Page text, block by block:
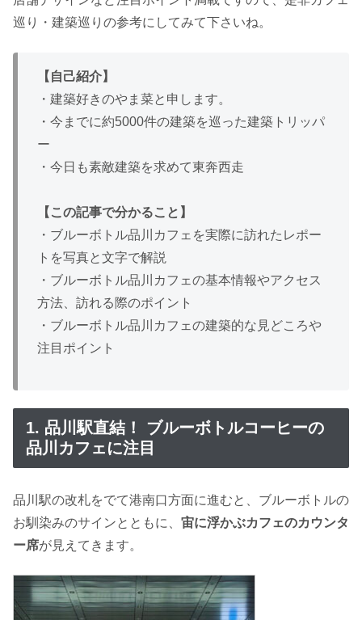
巡り・建築巡りの参考にしてみて下さいね。
【自己紹介】
・建築好きのやま菜と申します。
・今までに約5000件の建築を巡った建築トリッパ
ー
・今日も素敵建築を求めて東奔西走
【この記事で分かること】
・ブルーボトル品川カフェを実際に訪れたレポー
トを写真と文字で解説
・ブルーボトル品川カフェの基本情報やアクセス
方法、訪れる際のポイント
・ブルーボトル品川カフェの建築的な見どころや
注目ポイント
1. 品川駅直結！ ブルーボトルコーヒーの
品川カフェに注目
品川駅の改札をでて港南口方面に進むと、ブルーボトルの
お馴染みのサインとともに、 宙に浮かぶカフェのカウンタ
ー席が見えてきます。